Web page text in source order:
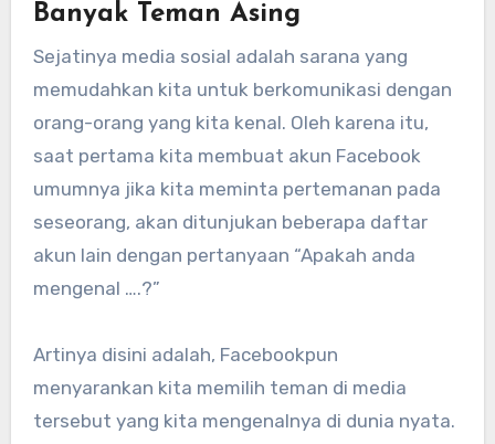
Banyak Teman Asing
Sejatinya media sosial adalah sarana yang
memudahkan kita untuk berkomunikasi dengan
orang-orang yang kita kenal. Oleh karena itu,
saat pertama kita membuat akun Facebook
umumnya jika kita meminta pertemanan pada
seseorang, akan ditunjukan beberapa daftar
akun lain dengan pertanyaan “Apakah anda
mengenal ….?”
Artinya disini adalah, Facebookpun
menyarankan kita memilih teman di media
tersebut yang kita mengenalnya di dunia nyata.